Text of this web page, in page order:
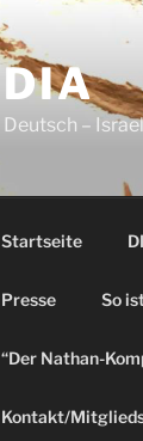
DIA
Deutsch –
Startseite
Presse So
“Der Nathan-
Kontakt/